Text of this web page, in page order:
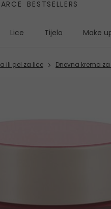
BESTSELLERS
Lice Tijelo Make
ili gel za lice Dnevna krema